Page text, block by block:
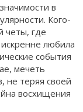
в
Кого-
четы, где
любила
события
мечеть
не теряя своей
восхищения